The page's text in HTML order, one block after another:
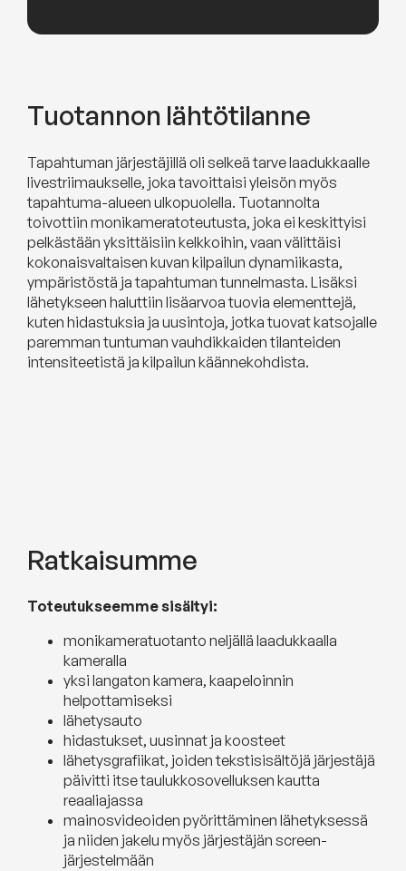
Tuotannon lähtötilanne
Tapahtuman järjestäjillä oli selkeä tarve laadukkaalle
livestriimaukselle, joka tavoittaisi yleisön myös
tapahtuma-alueen ulkopuolella. Tuotannolta
toivottiin monikameratoteutusta, joka ei keskittyisi
pelkästään yksittäisiin kelkkoihin, vaan välittäisi
kokonaisvaltaisen kuvan kilpailun dynamiikasta,
ympäristöstä ja tapahtuman tunnelmasta. Lisäksi
lähetykseen haluttiin lisäarvoa tuovia elementtejä,
kuten hidastuksia ja uusintoja, jotka tuovat katsojalle
paremman tuntuman vauhdikkaiden tilanteiden
intensiteetistä ja kilpailun käännekohdista.
Ratkaisumme
Toteutukseemme sisältyi:
monikameratuotanto neljällä laadukkaalla
kameralla
yksi langaton kamera, kaapeloinnin
helpottamiseksi
lähetysauto
hidastukset, uusinnat ja koosteet
lähetysgrafiikat, joiden tekstisisältöjä järjestäjä
päivitti itse taulukkosovelluksen kautta
reaaliajassa
mainosvideoiden pyörittäminen lähetyksessä
ja niiden jakelu myös järjestäjän screen-
järjestelmään